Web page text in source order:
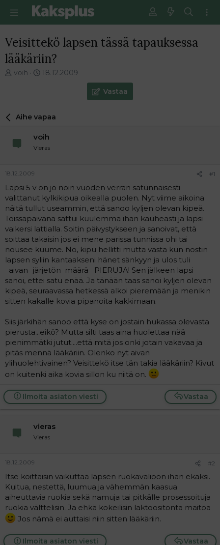
Veisittekö lapsen tässä tapauksessa
lääkäriin?
V
e
t
n
a
l
o
i
t
t
a
j
a
voih
E
m
i
n
e
s
t
i
18.12.2009
Vastaa
Aihe vapaa
voih
Vieras
18.12.2009 #1
Lapsi 5 v on jo noin vuoden verran satunnaisesti
valittanut kylkikipua oikealla puolen. Nyt viime aikoina
näitä tullut useammin, että sanoo kyljen olevan kipeä.
Toissapäivänä sattui kuulemma ihan kauheasti ja lapsi
vaikersi lattialla. Soitin päivystykseen ja sanoivat, että
soittaa takaisin jos ei mene parissa tunnissa ohi tai
nousee kuume. No, kipu hellitti mutta vasta kun nostin
lapsen syliin kantaakseni hänet sänkyyn ja ulos tuli
_aivan_järjetön_määrä_ PIERUJA! Sen jälkeen lapsi
sanoi, ettei satu enää. Ja tänään taas sanoi kyljen olevan
kipeä, seuraavassa hetkessä alkoi pieremään ja menikin
sitten kakalle kovia pipanoita kakkimaan.
Siis järkihän sanoo että kyse on jostain hukassa olevasta
pierusta...eikö? Mutta silti taas aina huolettaa nää
pienimmätki jutut....että mitä jos onki jotain vakavaa ja
pitäs mennä lääkäriin. Olenko nyt aivan
ylihuolehtivainen? Veisittekö itse tän takia lääkäriin? Kivut
on kuitenki aika kovia sillon ku niitä on.
Vastaa
Ilmoita asiaton viesti
vieras
Vieras
18.12.2009 #2
Itse koittaisin vaikuttaa lapsen ruokavalioon ihan ekaksi.
Kuitua, nestettä, luumua ja vähemmän kaasua
aiheuttavia ruokia sekä namuja tai pitkälle prosessoituja
ruokia välttelisin. Ja ehkä kokeilisin laktoositonta maitoa
Jos nämä ei auttaisi niin sitten lääkäriin.
Vastaa
Ilmoita asiaton viesti